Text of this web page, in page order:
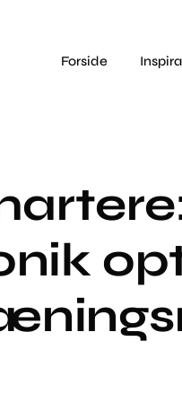
Forside